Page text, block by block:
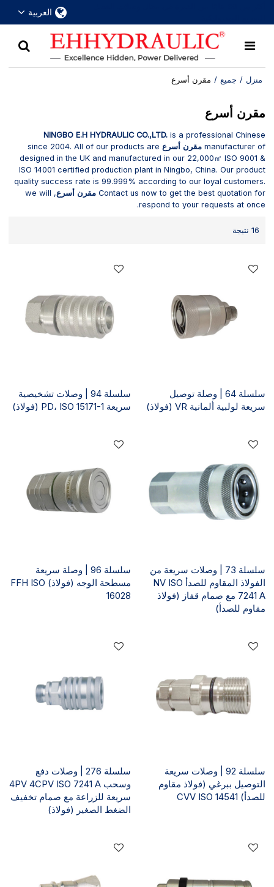
العربية
منزل / جميع / مقرن أسرع
مقرن أسرع
NINGBO E.H HYDRAULIC CO.,LTD.is a professional Chinese
manufacturer of مقرن أسرع since 2004. All of our products are
designed in the UK and manufactured in our 22,000㎡ ISO 9001 &
ISO 14001 certified production plant in Ningbo, China. Our product
quality success rate is 99.999% according to our loyal customers.
Contact us now to get the best quotation for مقرن أسرع , we will
respond to your requests at once.
16 نتيجة
سلسلة 64 | وصلة توصيل
سريعة لولبية ألمانية VR (فولاذ)
سلسلة 94 | وصلات تشخيصية
سريعة PD، ISO 15171-1 (فولاذ)
سلسلة 73 | وصلات سريعة من
الفولاذ المقاوم للصدأ NV ISO
7241 A مع صمام قفاز (فولاذ
مقاوم للصدأ)
سلسلة 96 | وصلة سريعة
مسطحة الوجه (فولاذ) FFH ISO
16028
سلسلة 92 | وصلات سريعة
التوصيل ببرغي (فولاذ مقاوم
للصدأ) CVV ISO 14541
سلسلة 276 | وصلات دفع
وسحب 4PV 4CPV ISO 7241 A
سريعة للزراعة مع صمام تخفيف
الضغط الصغير (فولاذ)